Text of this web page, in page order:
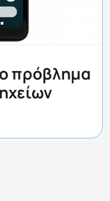
πρόβλημα